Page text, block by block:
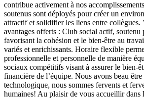
contribue activement à nos
soutenus sont déployés pour créer un
attractif et solidifier les liens entre collègues.
avantages offerts : Club social actif, soutenu
favorisant la cohésion et le bien-être au
variés et enrichissants. Horaire flexible
professionnelle et personnelle de manière
sociaux compétitifs visant à assurer le bien-
financière de l’équipe. Nous avons beau
technologique, nous sommes fervents et
humaines! Au plaisir de vous accueillir